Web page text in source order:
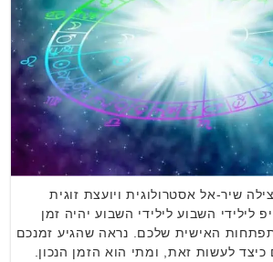
שיר-אל אסטרולוגית ויועצת זוגית
לילידי השבוע לילידי השבוע יהיה זמן
האישית שלכם. נראה שהגיע זמנכם
כיצד לעשות זאת, ומתי הוא הזמן הנכון.